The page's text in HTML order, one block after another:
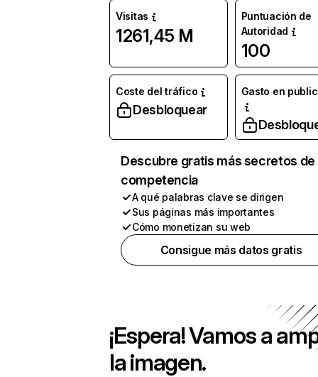
Visitas
1261,45 M
Puntuación de
Autoridad
100
Coste del tráfico
Desbloquear
Gasto en
Descubre gratis más secretos de
competencia
A qué palabras clave se dirigen
Sus páginas más importantes
Cómo monetizan su web
Consigue más datos gratis
¡Espera! Vamos a
la imagen.